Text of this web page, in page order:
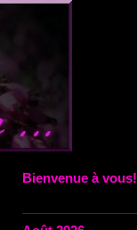
Bienvenue à vous!